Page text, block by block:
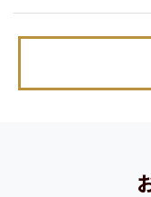
A
仲介手数料や敷
として、賃料の2
付帯契約の有無